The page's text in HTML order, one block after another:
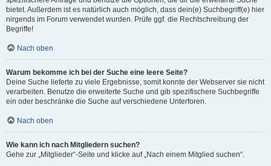
bietet. Außerdem ist es natürlich auch möglich, dass dein(e) Suchbegriff(e) hier
nirgends im Forum verwendet wurden. Prüfe ggf. die Rechtschreibung der
Begriffe!
Nach oben
Warum bekomme ich bei der Suche eine leere Seite?
Deine Suche lieferte zu viele Ergebnisse, somit konnte der Webserver sie nicht
verarbeiten. Benutze die erweiterte Suche und gib spezifischere Suchbegriffe
ein oder beschränke die Suche auf verschiedene Unterforen.
Nach oben
Wie kann ich nach Mitgliedern suchen?
Gehe zur „Mitglieder“-Seite und klicke auf „Nach einem Mitglied suchen“.